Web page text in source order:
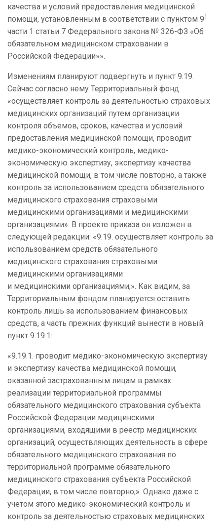
качества и условий предоставления медицинской
помощи, установленным в соответствии с пунктом 91
части 1 статьи 7 Федерального закона № 326-ФЗ «Об
обязательном медицинском страховании в
Российской Федерации»».
Изменениям планируют подвергнуть и пункт 9.19.
Сейчас согласно нему Территориальный фонд
«осуществляет контроль за деятельностью страховых
медицинских организаций путем организации
контроля объемов, сроков, качества и условий
предоставления медицинской помощи, проводит
медико-экономический контроль, медико-
экономическую экспертизу, экспертизу качества
медицинской помощи, в том числе повторно, а также
контроль за использованием средств обязательного
медицинского страхования страховыми
медицинскими организациями и медицинскими
организациями». В проекте приказа он изложен в
следующей редакции: «9.19. осуществляет контроль за
использованием средств обязательного
медицинского страхования страховыми
медицинскими организациями
и медицинскими организациями;». Как видим, за
Территориальным фондом планируется оставить
контроль лишь за использованием финансовых
средств, а часть прежних функций вынести в новый
пункт 9.19.1:
«9.19.1. проводит медико-экономическую экспертизу
и экспертизу качества медицинской помощи,
оказанной застрахованным лицам в рамках
реализации территориальной программы
обязательного медицинского страхования субъекта
Российской Федерации медицинскими
организациями, входящими в реестр медицинских
организаций, осуществляющих деятельность в сфере
обязательного медицинского страхования по
территориальной программе обязательного
медицинского страхования субъекта Российской
Федерации, в том числе повторно;». Однако даже с
учетом этого медико-экономический контроль и
контроль за деятельностью страховых медицинских